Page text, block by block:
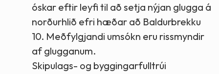
óskar eftir leyfi til að setja nýjan glugga á
norðurhlið efri hæðar að Baldurbrekku
10. Meðfylgjandi umsókn eru rissmyndir
af glugganum.
Skipulags- og byggingarfulltrúi